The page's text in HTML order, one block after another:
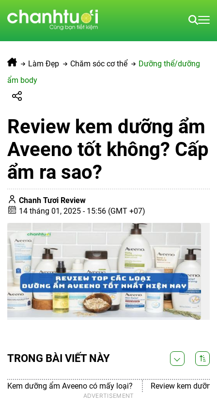
Làm Đẹp Chăm sóc cơ thể
Dưỡng thể/dưỡng
ẩm body
Review kem dưỡng ẩm
Aveeno tốt không? Cấp
ẩm ra sao?
Chanh Tươi Review
14 tháng 01, 2025 - 15:56 (GMT +07)
TRONG BÀI VIẾT NÀY
Kem dưỡng ẩm Aveeno có mấy loại? Review kem